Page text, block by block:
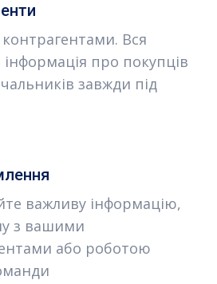
Вся
про покупців
завжди під
важливу інформацію,
з вашими
або роботою